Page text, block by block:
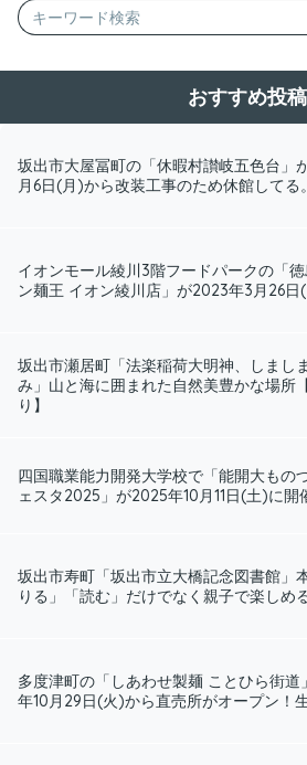
おすすめ投稿
坂出市大屋冨町の「休暇村讃岐五色台」
月6日(月)から改装工事のため休館してる
イオンモール綾川3階フードパークの「
ン麺王 イオン綾川店」が2023年3月26日
坂出市瀬居町「法楽稲荷大明神、しまし
み」山と海に囲まれた自然美豊かな場所
り】
四国職業能力開発大学校で「能開大もの
ェスタ2025」が2025年10月11日(土)に開
坂出市寿町「坂出市立大橋記念図書館」
りる」「読む」だけでなく親子で楽しめ
多度津町の「しあわせ製麺 ことひら街道
年10月29日(火)から直売所がオープン！